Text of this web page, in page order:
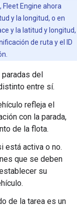
Engine ahora
y la longitud, o en
y la latitud y longitud,
de ruta y el ID
del
entre sí.
refleja el
con la parada,
de la flota.
está activa o no.
que se deben
su
de la tarea es un